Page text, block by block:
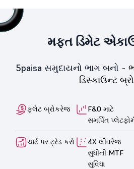
મફત ડિમેટ
5paisa સમુદાયનો ભાગ બનો -
ડિસ્કાઉન્ટ
ફ્લેટ બ્રોકરેજ
F&O માટે
સમર્પિત
ચાર્ટ પર ટ્રેડ કરો
4X લીવરેજ
સુધીની MTF
સુવિધા